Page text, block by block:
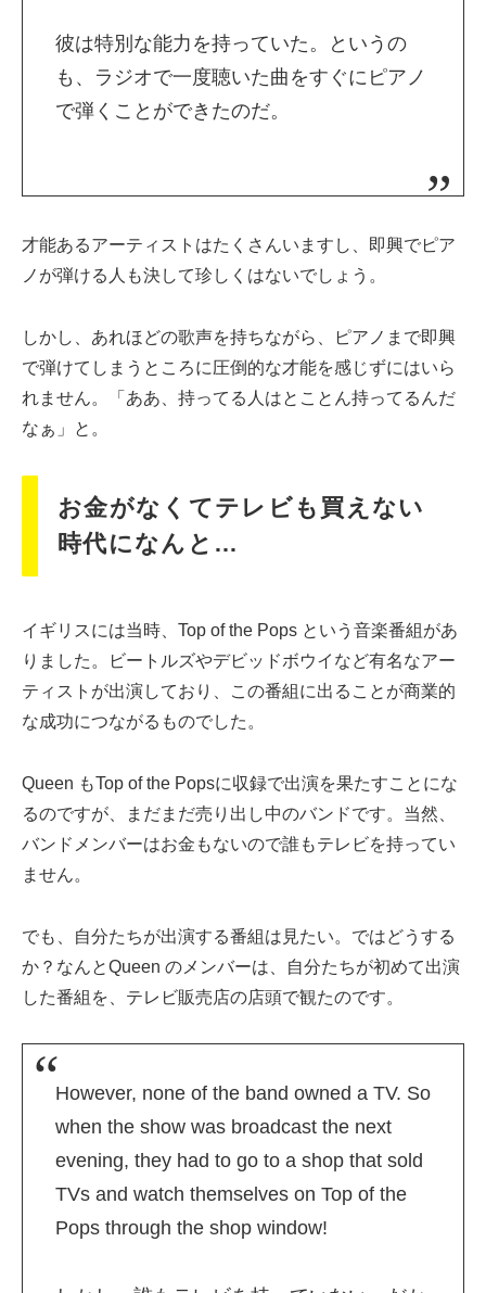
彼は特別な能力を持っていた。というの
も、ラジオで一度聴いた曲をすぐにピアノ
で弾くことができたのだ。
才能あるアーティストはたくさんいますし、即興でピア
ノが弾ける人も決して珍しくはないでしょう。
しかし、あれほどの歌声を持ちながら、ピアノまで即興
で弾けてしまうところに圧倒的な才能を感じずにはいら
れません。「ああ、持ってる人はとことん持ってるんだ
なぁ」と。
お金がなくてテレビも買えない
時代になんと…
イギリスには当時、Top of the Pops という音楽番組があ
りました。ビートルズやデビッドボウイなど有名なアー
ティストが出演しており、この番組に出ることが商業的
な成功につながるものでした。
Queen もTop of the Popsに収録で出演を果たすことにな
るのですが、まだまだ売り出し中のバンドです。当然、
バンドメンバーはお金もないので誰もテレビを持ってい
ません。
でも、自分たちが出演する番組は見たい。ではどうする
か？なんとQueen のメンバーは、自分たちが初めて出演
した番組を、テレビ販売店の店頭で観たのです。
However, none of the band owned a TV. So
when the show was broadcast the next
evening, they had to go to a shop that sold
TVs and watch themselves on Top of the
Pops through the shop window!